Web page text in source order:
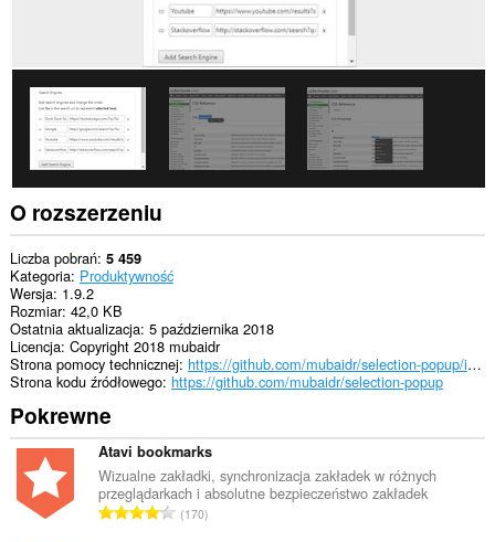
O rozszerzeniu
Liczba pobrań 5 459
Kategoria Produktywność
Wersja 1.9.2
Rozmiar 42,0 KB
Ostatnia aktualizacja 5 października 2018
Licencja Copyright 2018 mubaidr
Strona pomocy technicznej
https://github.com/mubaidr/selection-popup/issues
Strona kodu źródłowego https://github.com/mubaidr/selection-popup
Pokrewne
Atavi bookmarks
Wizualne zakładki, synchronizacja zakładek w różnych
przeglądarkach i absolutne bezpieczeństwo zakładek
C170